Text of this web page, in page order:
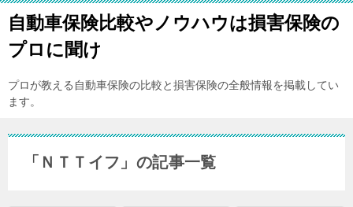
自動車保険比較やノウハウは損害保険の
プロに聞け
プロが教える自動車保険の比較と損害保険の全般情報を掲載してい
ます。
「ＮＴＴイフ」の記事一覧